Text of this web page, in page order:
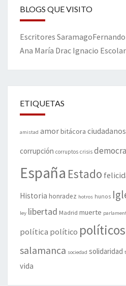
BLOGS QUE VISITO
Escritores Saramago
Ana María Drac Ignacio Escolar
ETIQUETAS
amistad amorbitácora ciudadanos
corrupción corruptos crisis
España Estado
Historia honradez hotros hunos
ley libertad Madrid muerte
política político políticos
salamanca sociedad solidaridad
vida